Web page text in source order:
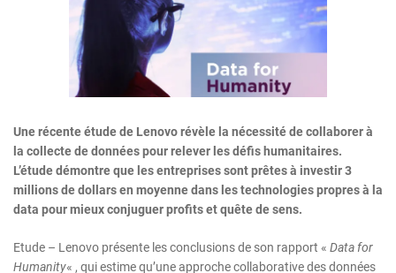
Une récente étude de Lenovo révèle la nécessité de collaborer à
la collecte de données pour relever les défis humanitaires.
L’étude démontre que les entreprises sont prêtes à investir 3
millions de dollars en moyenne dans les technologies propres à la
data pour mieux conjuguer profits et quête de sens.
Etude – Lenovo présente les conclusions de son rapport « Data for
Humanity« , qui estime qu’une approche collaborative des données